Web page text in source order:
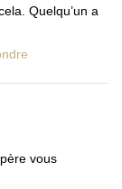
Quelqu’un a
vous